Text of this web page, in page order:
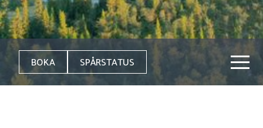
BOKA SPÅRSTATUS